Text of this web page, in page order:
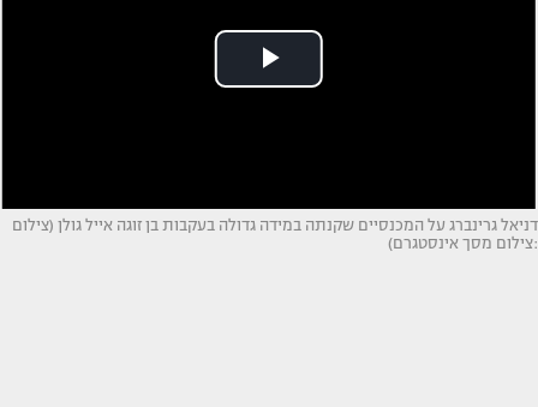
דניאל גרינברג על המכנסיים שקנתה במידה גדולה בעקבות בן זוגה אייל גולן (צילום
:צילום מסך אינסטגרם)